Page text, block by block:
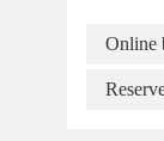
Online